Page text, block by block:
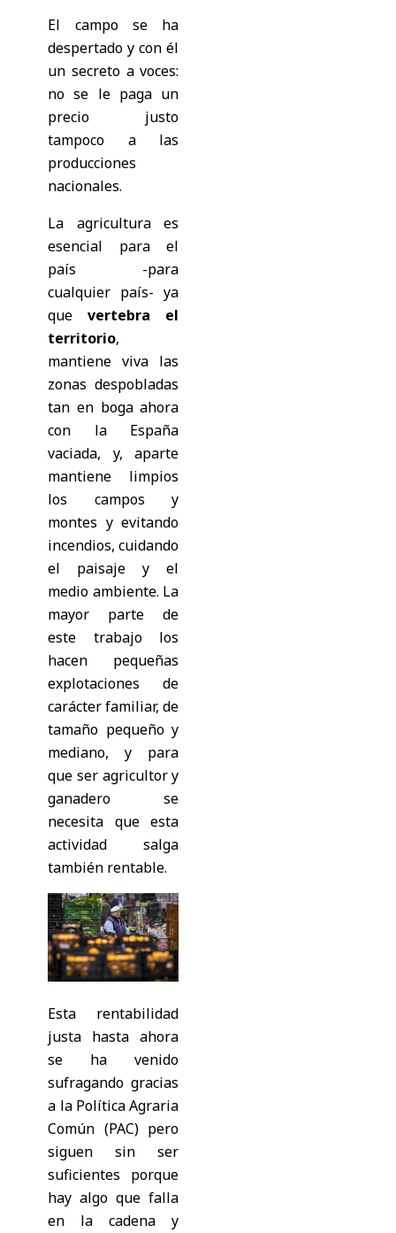
El campo se ha
despertado y con él
un secreto a voces:
no se le paga un
precio justo
tampoco a las
producciones
nacionales.
La agricultura es
esencial para el
país -para
cualquier país- ya
quevertebra el
territorio,
mantiene viva las
zonas despobladas
tan en boga ahora
con la España
vaciada, y, aparte
mantiene limpios
los campos y
montes y evitando
incendios, cuidando
el paisaje y el
medio ambiente. La
mayor parte de
este trabajo los
hacen pequeñas
explotaciones de
carácter familiar, de
tamaño pequeño y
mediano, y para
que ser agricultor y
ganadero se
necesita que esta
actividad salga
también rentable.
Esta rentabilidad
justa hasta ahora
se ha venido
sufragando gracias
a la Política Agraria
Común (PAC) pero
siguen sin ser
suficientes porque
hay algo que falla
en la cadena y